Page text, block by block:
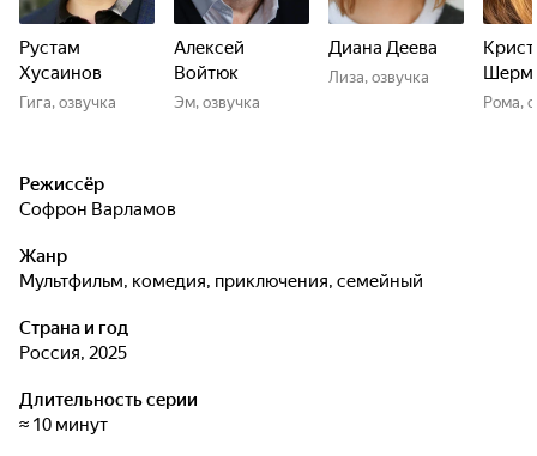
науку и технологии, спасти Землю и не дать арваканам
достичь своей цели.
Рустам
Хусаинов
Гига, озвучка
Алексей
Войтюк
Эм, озвучка
Диана Деева
Лиза, озвучка
Рома,
Режиссёр
Софрон Варламов
Жанр
мультфильм, комедия, приключения, семейный
Страна и год
Россия, 2025
Длительность серии
≈ 10 минут